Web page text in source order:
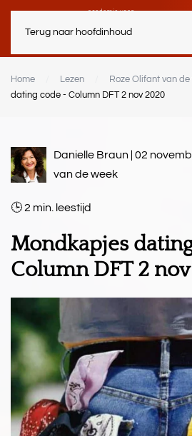
Terug naar hoofdinhoud
Home Lezen Roze Olifant van
dating code - Column DFT 2 nov 2020
Danielle Braun | 02
van de week
2 min.
Mondkapjes
Column DFT 2